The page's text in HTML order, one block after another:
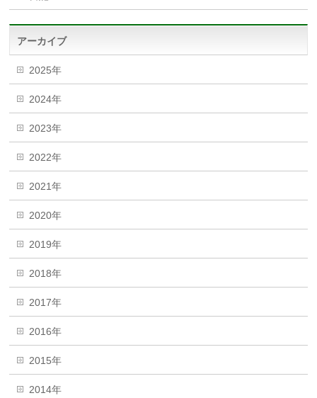
アーカイブ
2025年
2024年
2023年
2022年
2021年
2020年
2019年
2018年
2017年
2016年
2015年
2014年